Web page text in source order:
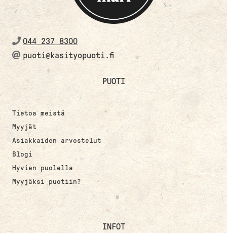
044 237 8300
puoti@kasityopuoti.fi
PUOTI
Tietoa meistä
Myyjät
Asiakkaiden arvostelut
Blogi
Hyvien puolella
Myyjäksi puotiin?
INFOT